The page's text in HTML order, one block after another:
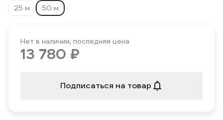
25 м
50 м
Нет в наличии, последняя цена
13 780 ₽
Подписаться на товар